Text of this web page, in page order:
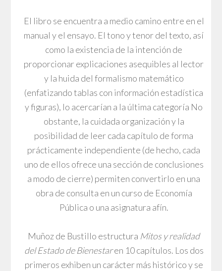
El libro se encuentra a medio camino entre en el
manual y el ensayo. El tono y tenor del texto, así
como la existencia de la intención de
proporcionar explicaciones asequibles al lector
y la huida del formalismo matemático
(enfatizando tablas con información estadística
y figuras), lo acercarían a la última categoría No
obstante, la cuidada organización y la
posibilidad de leer cada capítulo de forma
prácticamente independiente (de hecho, cada
uno de ellos ofrece una sección de conclusiones
a modo de cierre) permiten convertirlo en una
obra de consulta en un curso de Economía
Pública o una asignatura afín.
Muñoz de Bustillo estructura Mitos y realidad
del Estado de Bienestaren 10 capítulos. Los dos
primeros exhiben un carácter más histórico y se